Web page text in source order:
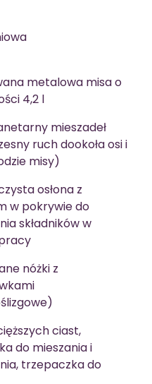
metalowa misa o
4,2 l
mieszadeł
ruch dookoła osi i
misy)
osłona z
w pokrywie do
składników w
nóżki z
ciast,
do mieszania i
trzepaczka do